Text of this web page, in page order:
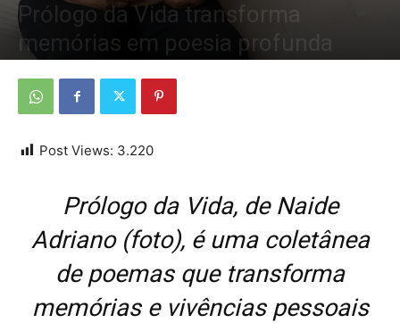
Prólogo da Vida transforma
memórias em poesia profunda
Post Views: 3.220
Prólogo da Vida, de Naide
Adriano (foto), é uma coletânea
de poemas que transforma
memórias e vivências pessoais